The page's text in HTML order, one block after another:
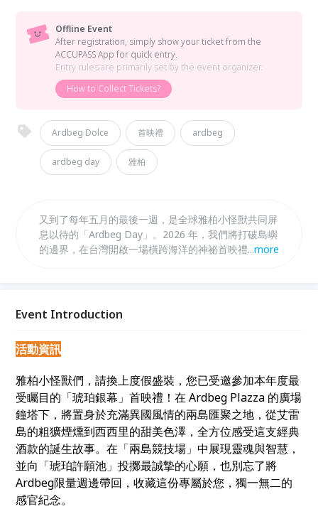
Offline Event
After registration, simply show your ticket from the
ACCUPASS App for quick entry.
Entry rules are primarily set by the event organizer.
How to Collect Tickets?
Ardbeg Dolce 首映禮 ardbeg
ardbeg day 雅柏
又到了每年五月的最後一週，是全球雅柏小怪獸共同屏
息以待的「Ardbeg Day」。2026 年，我們將打破島嶼
的邊界，在台灣開啟一場橫跨海洋的神祕首映禮。這是
這場感官饗宴。透過視覺與味覺的雙重顯影，解開
織煙燻與甜美的旅程！
...more
Event Introduction
活動資訊
雅柏小怪獸們，請換上度假盛裝，您已受邀參加本年度最
受矚目的「琥珀銀幕」首映禮！在 Ardbeg Plazza 的廣場
鐘塔下，將置身於充滿異國風情的兩島匯聚之地，從艾雷
島的粗獷煙燻到西西里的甜美色澤，全方位感受這支經典
酒款的誕生故事。在「兩島競技場」中展現靈魂與智慧，
並向「琥珀許願池」投擲最誠摯的心願，也別忘了將
Ardbeg限量週邊帶回，收藏這份專屬於您，獨一無二的
感官紀念。